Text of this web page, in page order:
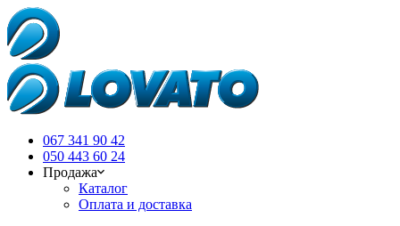
067 341 90 42
050 443 60 24
Продажа
Каталог
Оплата и доставка